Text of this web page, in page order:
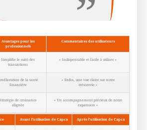
Avantages pour les
professionnels
Commentaires des utilisateurs
Simplifie le suivi des
transactions
« Indispensable et facile à utiliser »
de la santé
financière
« Enfin, une vue claire sur notre
trésorerie »
Stratégie de croissance
alignée
« Un accompagnement précieux de notre
expansion »
Avant l’utilisation de Capca Après l’utilisation de Capca